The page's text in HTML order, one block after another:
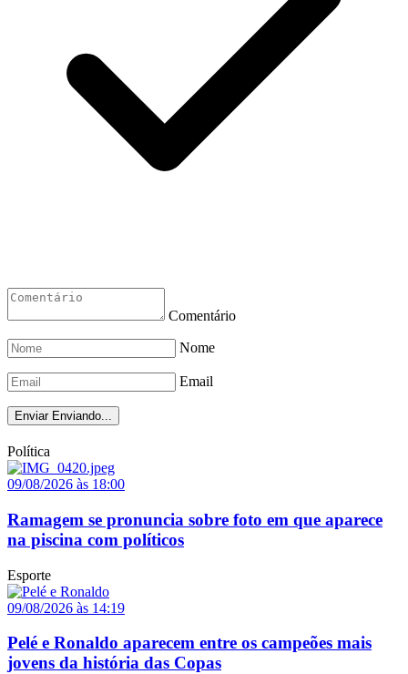
Comentário
Nome
Email
Enviar Enviando...
Política
09/08/2026 às 18:00
Ramagem se pronuncia sobre foto em que aparece
na piscina com políticos
Esporte
09/08/2026 às 14:19
Pelé e Ronaldo aparecem entre os campeões mais
jovens da história das Copas